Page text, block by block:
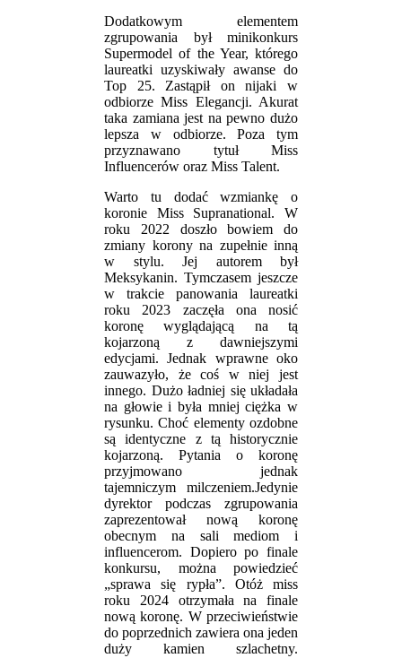
Dodatkowym elementem
zgrupowania był minikonkurs
Supermodel of the Year, którego
laureatki uzyskiwały awanse do
Top 25. Zastąpił on nijaki w
odbiorze Miss Elegancji. Akurat
taka zamiana jest na pewno dużo
lepsza w odbiorze. Poza tym
przyznawano tytuł Miss
Influencerów oraz Miss Talent.
Warto tu dodać wzmiankę o
koronie Miss Supranational. W
roku 2022 doszło bowiem do
zmiany korony na zupełnie inną
w stylu. Jej autorem był
Meksykanin. Tymczasem jeszcze
w trakcie panowania laureatki
roku 2023 zaczęła ona nosić
koronę wyglądającą na tą
kojarzoną z dawniejszymi
edycjami. Jednak wprawne oko
zauwazyło, że coś w niej jest
innego. Dużo ładniej się układała
na głowie i była mniej ciężka w
rysunku. Choć elementy ozdobne
są identyczne z tą historycznie
kojarzoną. Pytania o koronę
przyjmowano jednak
tajemniczym milczeniem.Jedynie
dyrektor podczas zgrupowania
zaprezentował nową koronę
obecnym na sali mediom i
influencerom. Dopiero po finale
konkursu, można powiedzieć
„sprawa się rypła”. Otóż miss
roku 2024 otrzymała na finale
nową koronę. W przeciwieństwie
do poprzednich zawiera ona jeden
duży kamien szlachetny.